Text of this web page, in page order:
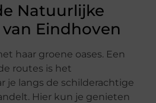
Natuurlijke
Eindhoven
haar groene oases. Een
routes is het
je langs de schilderachtige
Hier kun je genieten